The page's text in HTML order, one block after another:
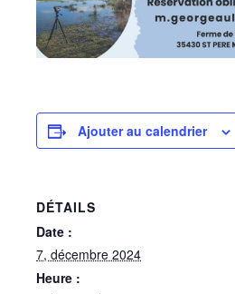
Ajouter au calendrier
DÉTAILS
Date :
7, décembre 2024
Heure :